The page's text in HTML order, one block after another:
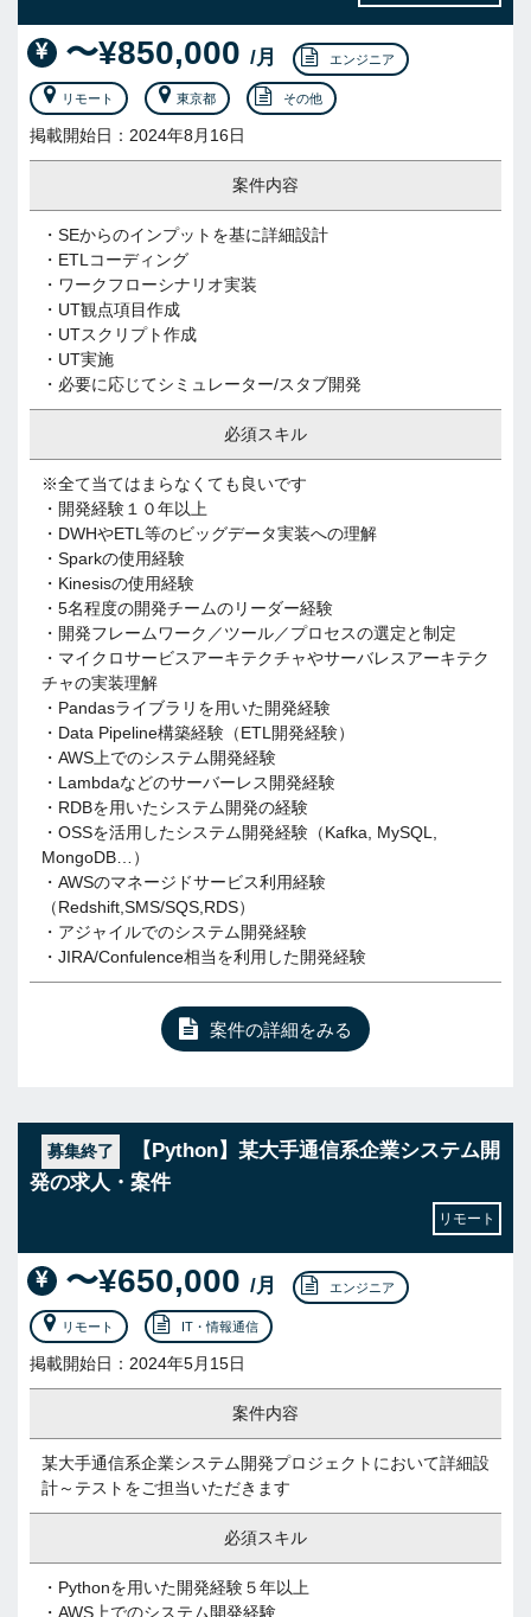
〜¥850,000 /月 エンジニア
リモート 東京都 その他
掲載開始日：2024年8月16日
案件内容
・SEからのインプットを基に詳細設計
・ETLコーディング
・ワークフローシナリオ実装
・UT観点項目作成
・UTスクリプト作成
・UT実施
・必要に応じてシミュレーター/スタブ開発
必須スキル
※全て当てはまらなくても良いです
・開発経験１０年以上
・DWHやETL等のビッグデータ実装への理解
・Sparkの使用経験
・Kinesisの使用経験
・5名程度の開発チームのリーダー経験
・開発フレームワーク／ツール／プロセスの選定と制定
・マイクロサービスアーキテクチャやサーバレスアーキテク
チャの実装理解
・Pandasライブラリを用いた開発経験
・Data Pipeline構築経験（ETL開発経験）
・AWS上でのシステム開発経験
・Lambdaなどのサーバーレス開発経験
・RDBを用いたシステム開発の経験
・OSSを活用したシステム開発経験（Kafka, MySQL,
MongoDB…）
・AWSのマネージドサービス利用経験
（Redshift,SMS/SQS,RDS）
・アジャイルでのシステム開発経験
・JIRA/Confulence相当を利用した開発経験
案件の詳細をみる
募集終了
【Python】某大手通信系企業システム開
発の求人・案件
リモート
〜¥650,000 /月 エンジニア
リモート IT・情報通信
掲載開始日：2024年5月15日
案件内容
某大手通信系企業システム開発プロジェクトにおいて詳細設
計～テストをご担当いただきます
必須スキル
・Pythonを用いた開発経験５年以上
・AWS上でのシステム開発経験